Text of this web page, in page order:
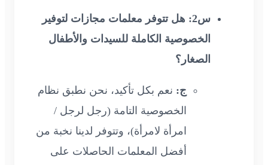
س2: هل تتوفر معلمات مجازات لتوفير
الخصوصية الكاملة للسيدات والأطفال
الصغار؟
ج: نعم بكل تأكيد، نحن نطبق نظام
الخصوصية التامة (رجل لرجل /
امرأة لامرأة)، وتتوفر لدينا نخبة من
أفضل المعلمات الحاصلات على